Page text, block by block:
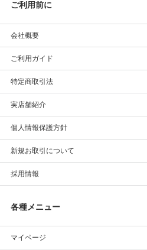
ご利用前に
会社概要
ご利用ガイド
特定商取引法
実店舗紹介
個人情報保護方針
新規お取引について
採用情報
各種メニュー
マイページ